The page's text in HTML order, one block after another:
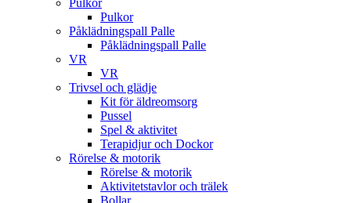
Pulkor
Påklädningspall Palle
Påklädningspall Palle
VR
VR
Trivsel och glädje
Kit för äldreomsorg
Pussel
Spel & aktivitet
Terapidjur och Dockor
Rörelse & motorik
Rörelse & motorik
Aktivitetstavlor och trälek
Bollar